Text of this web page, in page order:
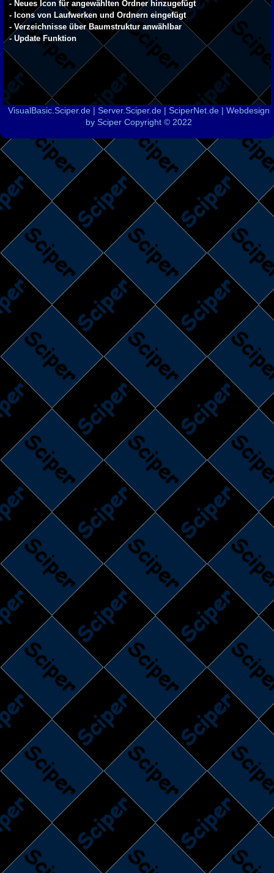
- Neues Icon für angewählten Ordner hinzugefügt
- Icons von Laufwerken und Ordnern eingefügt
- Verzeichnisse über Baumstruktur anwählbar
- Update Funktion
VisualBasic.Sciper.de | Server.Sciper.de | SciperNet.de | Webdesign
by Sciper Copyright © 2022